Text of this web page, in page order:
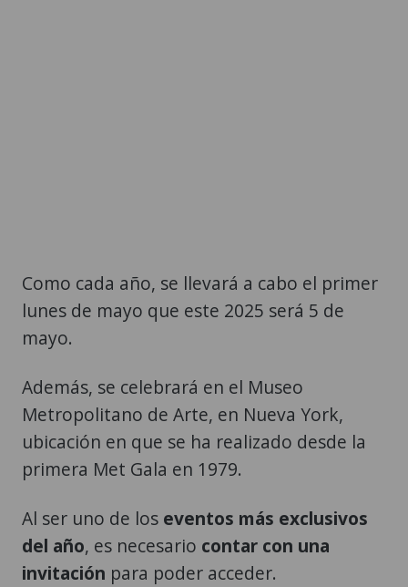
Como cada año, se llevará a cabo el primer
lunes de mayo que este 2025 será 5 de
mayo.
Además, se celebrará en el Museo
Metropolitano de Arte, en Nueva York,
ubicación en que se ha realizado desde la
primera Met Gala en 1979.
Al ser uno de los eventos más exclusivos
del año, es necesario contar con una
invitación para poder acceder.